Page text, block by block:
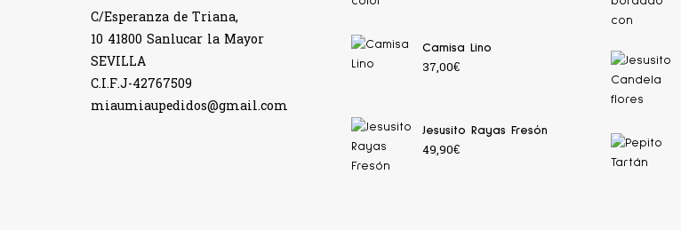
C/Esperanza de Triana,
10 41800 Sanlucar la Mayor
SEVILLA
C.I.F.J-42767509
miaumiaupedidos@gmail.com
Camisa Lino
37,00€
Jesusito Rayas Fresón
49,90€